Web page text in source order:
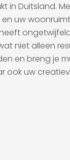
Duitsland.
uw
niet alleen
en breng je
uw